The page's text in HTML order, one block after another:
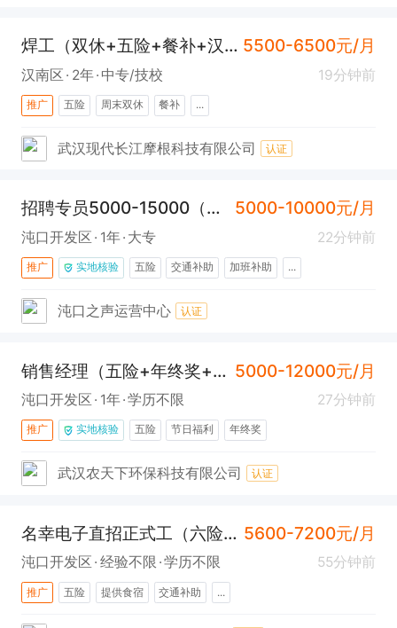
焊工（双休+五险+餐补+汉南） 5500-6500元/月
汉南区 2年 中专/技校 19分钟前
推广 五险 周末双休 餐补 ...
武汉现代长江摩根科技有限公司 认证
招聘专员5000-15000（离家近+氛围好+上升空间大) 5000-10000元/月
沌口开发区 1年 大专 22分钟前
推广 实地核验 五险 交通补助 加班补助 ...
沌口之声运营中心 认证
销售经理（五险+年终奖+提成高） 5000-12000元/月
沌口开发区 1年 学历不限 27分钟前
推广 实地核验 五险 节日福利 年终奖
武汉农天下环保科技有限公司 认证
名幸电子直招正式工（六险一金+包吃住) 5600-7200元/月
沌口开发区 经验不限 学历不限 55分钟前
推广 五险 提供食宿 交通补助 ...